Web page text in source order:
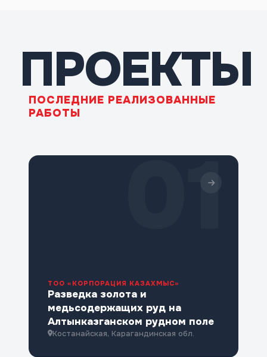
ПОСЛЕДНИЕ РЕАЛИЗОВАННЫЕ
РАБОТЫ
ПРОЕКТЫ
01
ТОО «КОРПОРАЦИЯ КАЗАХМЫС»
Разведка золота и
медьсодержащих руд на
Алтынказганском рудном поле
Костанайская, Карагандинская обл.